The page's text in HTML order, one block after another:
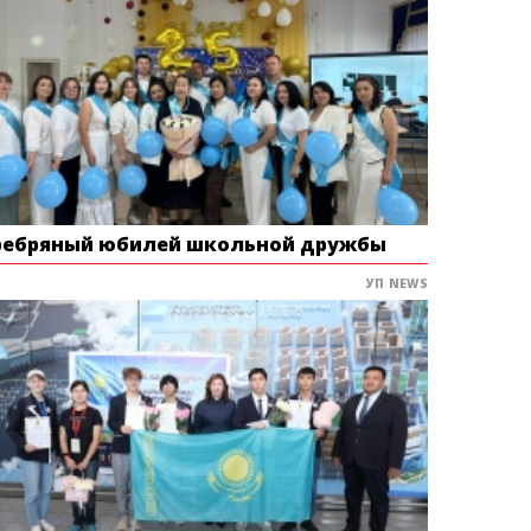
юбилей школьной дружбы
УП NEWS